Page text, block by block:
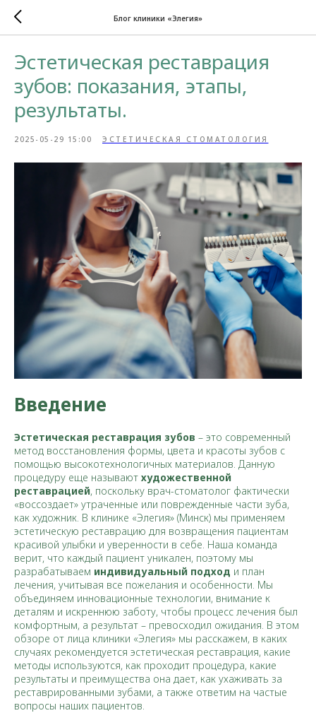
Блог клиники «Элегия»
Эстетическая реставрация
зубов: показания, этапы,
результаты.
2025-05-29 15:00 ЭСТЕТИЧЕСКАЯ СТОМАТОЛОГИЯ
Введение
Эстетическая реставрация зубов – это современный
метод восстановления формы, цвета и красоты зубов с
помощью высокотехнологичных материалов. Данную
процедуру еще называют художественной
реставрацией, поскольку врач-стоматолог фактически
«воссоздает» утраченные или поврежденные части зуба,
как художник. В клинике «Элегия» (Минск) мы применяем
эстетическую реставрацию для возвращения пациентам
красивой улыбки и уверенности в себе. Наша команда
верит, что каждый пациент уникален, поэтому мы
разрабатываем индивидуальный подход и план
лечения, учитывая все пожелания и особенности. Мы
объединяем инновационные технологии, внимание к
деталям и искреннюю заботу, чтобы процесс лечения был
комфортным, а результат – превосходил ожидания. В этом
обзоре от лица клиники «Элегия» мы расскажем, в каких
случаях рекомендуется эстетическая реставрация, какие
методы используются, как проходит процедура, какие
результаты и преимущества она дает, как ухаживать за
реставрированными зубами, а также ответим на частые
вопросы наших пациентов.